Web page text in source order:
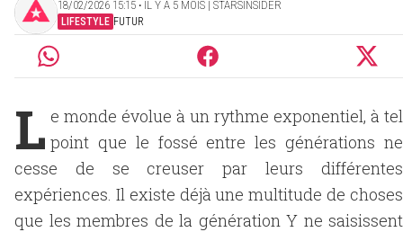
18/02/2026 15:15 ‧ IL Y A 5 MOIS | STARSINSIDER
LIFESTYLE FUTUR
L e monde évolue à un rythme exponentiel, à tel
point que le fossé entre les générations ne
cesse de se creuser par leurs différentes
expériences. Il existe déjà une multitude de choses
que les membres de la génération Y ne saisissent